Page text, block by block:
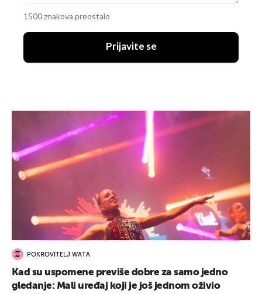
1500 znakova preostalo
Prijavite se
POKROVITELJ WATA
Kad su uspomene previše dobre za samo jedno
gledanje: Mali uređaj koji je još jednom oživio